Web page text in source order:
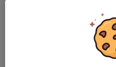
Majblomman är en ideell
ekonomiskt stöd till barn i
Det kan handla om ett par